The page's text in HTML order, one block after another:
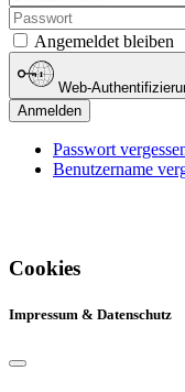
Angemeldet bleiben
Web-
Anmelden
Passwort
Benutzername
Cookies
Impressum & Datenschutz